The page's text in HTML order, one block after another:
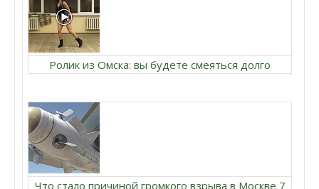
Ролик из Омска: вы будете смеяться долго
Что стало причиной громкого взрыва в Москве 7